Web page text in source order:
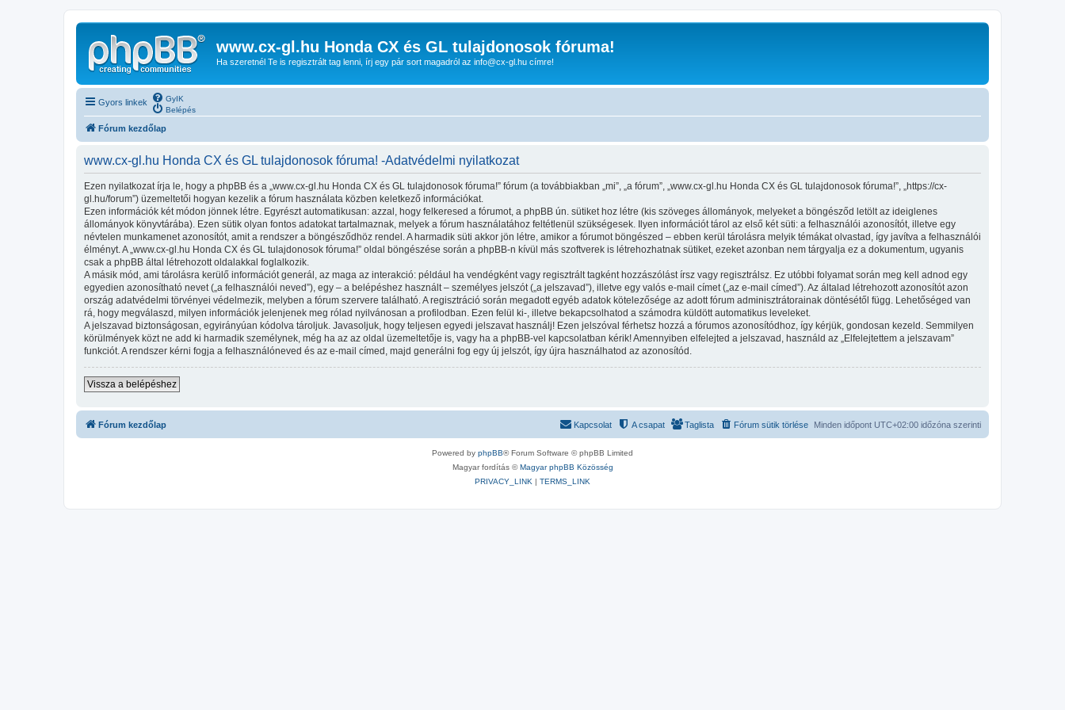
www.cx-gl.hu Honda CX és GL tulajdonosok fóruma!
Ha szeretnél Te is regisztrált tag lenni, írj egy pár sort magadról az info@cx-gl.hu címre!
Gyors linkek
GyIK
Belépés
Fórum kezdőlap
www.cx-gl.hu Honda CX és GL tulajdonosok fóruma! -Adatvédelmi nyilatkozat
Ezen nyilatkozat írja le, hogy a phpBB és a „www.cx-gl.hu Honda CX és GL tulajdonosok fóruma!” fórum (a továbbiakban „mi”, „a fórum”, „www.cx-gl.hu Honda CX és GL tulajdonosok fóruma!”, „https://cx-
gl.hu/forum”) üzemeltetői hogyan kezelik a fórum használata közben keletkező információkat.
Ezen információk két módon jönnek létre. Egyrészt automatikusan: azzal, hogy felkeresed a fórumot, a phpBB ún. sütiket hoz létre (kis szöveges állományok, melyeket a böngésződ letölt az ideiglenes
állományok könyvtárába). Ezen sütik olyan fontos adatokat tartalmaznak, melyek a fórum használatához feltétlenül szükségesek. Ilyen információt tárol az első két süti: a felhasználói azonosítót, illetve egy
névtelen munkamenet azonosítót, amit a rendszer a böngésződhöz rendel. A harmadik süti akkor jön létre, amikor a fórumot böngészed – ebben kerül tárolásra melyik témákat olvastad, így javítva a felhasználói
élményt. A „www.cx-gl.hu Honda CX és GL tulajdonosok fóruma!” oldal böngészése során a phpBB-n kívül más szoftverek is létrehozhatnak sütiket, ezeket azonban nem tárgyalja ez a dokumentum, ugyanis
csak a phpBB által létrehozott oldalakkal foglalkozik.
A másik mód, ami tárolásra kerülő információt generál, az maga az interakció: például ha vendégként vagy regisztrált tagként hozzászólást írsz vagy regisztrálsz. Ez utóbbi folyamat során meg kell adnod egy
egyedien azonosítható nevet („a felhasználói neved”), egy – a belépéshez használt – személyes jelszót („a jelszavad”), illetve egy valós e-mail címet („az e-mail címed”). Az általad létrehozott azonosítót azon
ország adatvédelmi törvényei védelmezik, melyben a fórum szervere található. A regisztráció során megadott egyéb adatok kötelezősége az adott fórum adminisztrátorainak döntésétől függ. Lehetőséged van
rá, hogy megválaszd, milyen információk jelenjenek meg rólad nyilvánosan a profilodban. Ezen felül ki-, illetve bekapcsolhatod a számodra küldött automatikus leveleket.
A jelszavad biztonságosan, egyirányúan kódolva tároljuk. Javasoljuk, hogy teljesen egyedi jelszavat használj! Ezen jelszóval férhetsz hozzá a fórumos azonosítódhoz, így kérjük, gondosan kezeld. Semmilyen
körülmények közt ne add ki harmadik személynek, még ha az az oldal üzemeltetője is, vagy ha a phpBB-vel kapcsolatban kérik! Amennyiben elfelejted a jelszavad, használd az „Elfelejtettem a jelszavam”
funkciót. A rendszer kérni fogja a felhasználóneved és az e-mail címed, majd generálni fog egy új jelszót, így újra használhatod az azonosítód.
Vissza a belépéshez
Fórum kezdőlap Minden időpont UTC+02:00 időzóna szerinti
Fórum sütik törlése
Taglista
A csapat
Kapcsolat
Powered by phpBB® Forum Software © phpBB Limited
Magyar fordítás ©Magyar phpBB Közösség
PRIVACY_LINK | TERMS_LINK